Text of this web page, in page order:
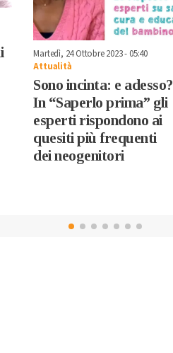
Martedì, 24 Ottobre 2023 - 05:40
Attualità
Sono incinta: e adesso?
In “Saperlo prima” gli
esperti rispondono ai
quesiti più frequenti
dei neogenitori